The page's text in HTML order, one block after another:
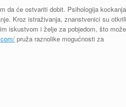
da će ostvariti dobit. Psihologija kockanja
Kroz istraživanja, znanstvenici su otkrili
iskustvom i želje za pobjedom, što može
pruža raznolike mogućnosti za